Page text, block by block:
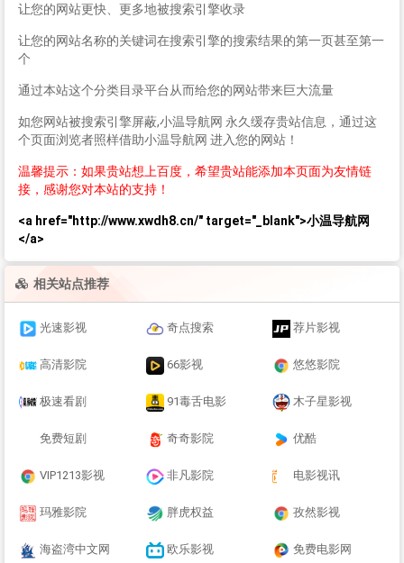
让您的网站更快、更多地被搜索引擎收录
让您的网站名称的关键词在搜索引擎的搜索结果的第一页甚至第一
个
通过本站这个分类目录平台从而给您的网站带来巨大流量
如您网站被搜索引擎屏蔽,小温导航网 永久缓存贵站信息，通过这
个页面浏览者照样借助小温导航网 进入您的网站！
温馨提示：如果贵站想上百度，希望贵站能添加本页面为友情链
接，感谢您对本站的支持！
<a href="http://www.xwdh8.cn/" target="_blank">小温导航网
</a>
相关站点推荐
光速影视 奇点搜索 荐片影视
高清影院 66影视 悠悠影院
极速看剧 91毒舌电影 木子星影视
免费短剧 奇奇影院 优酷
VIP1213影视 非凡影院 电影视讯
玛雅影院 胖虎权益 孜然影视
海盗湾中文网 欧乐影视 免费电影网